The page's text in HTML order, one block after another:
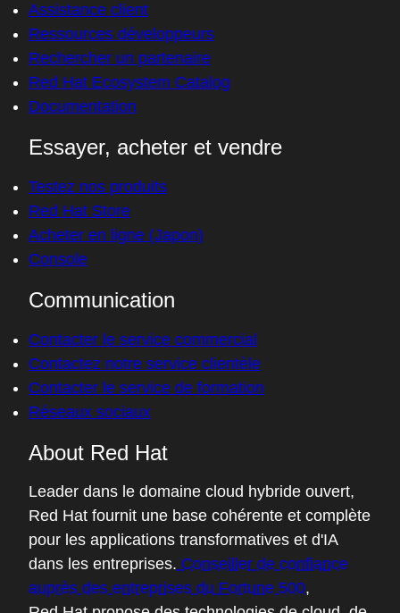
Assistance client
Ressources développeurs
Rechercher un partenaire
Red Hat Ecosystem Catalog
Documentation
Essayer, acheter et vendre
Testez nos produits
Red Hat Store
Acheter en ligne (Japon)
Console
Communication
Contacter le service commercial
Contactez notre service clientèle
Contacter le service de formation
Réseaux sociaux
About Red Hat
Leader dans le domaine cloud hybride ouvert,
Red Hat fournit une base cohérente et complète
pour les applications transformatives et d'IA
dans les entreprises. Conseiller de confiance
auprès des entreprises du Fortune 500,